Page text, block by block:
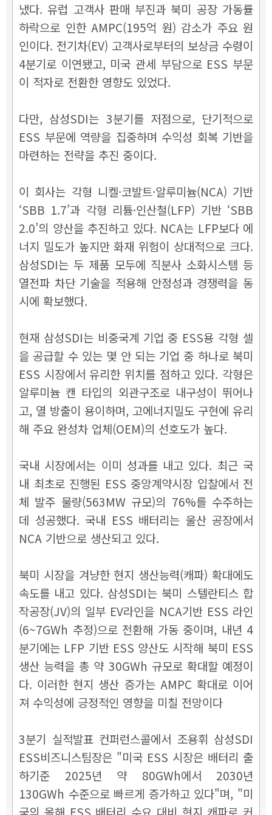
냈다. 유럽 고객사 판매 부진과 북미 공장 가동률
하락으로 인한 AMPC(195억 원) 감소가 주요 원
인이다. 전기차(EV) 고객사로부터의 보상금 수령이
4분기로 이연됐고, 미국 관세 부담으로 ESS 부문
이 적자로 전환한 영향도 있었다.
다만, 삼성SDI는 3분기를 저점으로, 단기적으로
ESS 부문에 역량을 집중하며 수익성 회복 기반을
마련하는 전략을 추진 중이다.
이 회사는 각형 니켈·코발트·알루미늄(NCA) 기반
‘SBB 1.7’과 각형 리튬·인산철(LFP) 기반 ‘SBB
2.0’의 양산을 추진하고 있다. NCA는 LFP보다 에
너지 밀도가 높지만 화재 위험이 상대적으로 크다.
삼성SDI는 두 제품 모두에 직분사 소화시스템 등
열전파 차단 기술을 적용해 안정성과 경쟁력을 동
시에 확보했다.
현재 삼성SDI는 비중국계 기업 중 ESS용 각형 셀
을 공급할 수 있는 몇 안 되는 기업 중 하나로 북미
ESS 시장에서 유리한 위치를 점하고 있다. 각형은
알루미늄 캔 타입의 외관구조로 내구성이 뛰어나
고, 열 방출이 용이하며, 고에너지밀도 구현에 유리
해 주요 완성차 업체(OEM)의 선호도가 높다.
국내 시장에서는 이미 성과를 내고 있다. 최근 국
내 최초로 진행된 ESS 중앙계약시장 입찰에서 전
체 발주 물량(563MW 규모)의 76%를 수주하는
데 성공했다. 국내 ESS 배터리는 울산 공장에서
NCA 기반으로 생산되고 있다.
북미 시장을 겨냥한 현지 생산능력(캐파) 확대에도
속도를 내고 있다. 삼성SDI는 북미 스텔란티스 합
작공장(JV)의 일부 EV라인을 NCA기반 ESS 라인
(6~7GWh 추정)으로 전환해 가동 중이며, 내년 4
분기에는 LFP 기반 ESS 양산도 시작해 북미 ESS
생산 능력을 총 약 30GWh 규모로 확대할 예정이
다. 이러한 현지 생산 증가는 AMPC 확대로 이어
져 수익성에 긍정적인 영향을 미칠 전망이다
3분기 실적발표 컨퍼런스콜에서 조용휘 삼성SDI
ESS비즈니스팀장은 "미국 ESS 시장은 배터리 출
하기준 2025년 약 80GWh에서 2030년
130GWh 수준으로 빠르게 증가하고 있다"며, "미
국의 올해 ESS 배터리 수요 대비 현지 캐파로 커